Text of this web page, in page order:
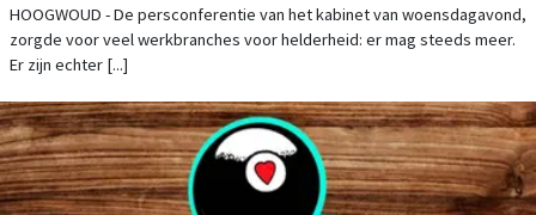
HOOGWOUD - De persconferentie van het kabinet van woensdagavond,
zorgde voor veel werkbranches voor helderheid: er mag steeds meer.
Er zijn echter [...]